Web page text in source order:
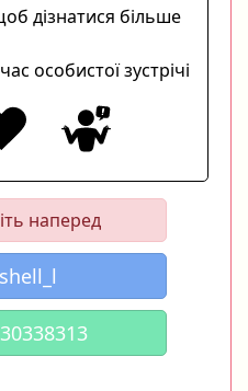
дізнатися більше
особистої зустрічі
наперед